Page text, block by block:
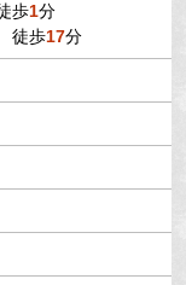
歩1分
徒歩17分